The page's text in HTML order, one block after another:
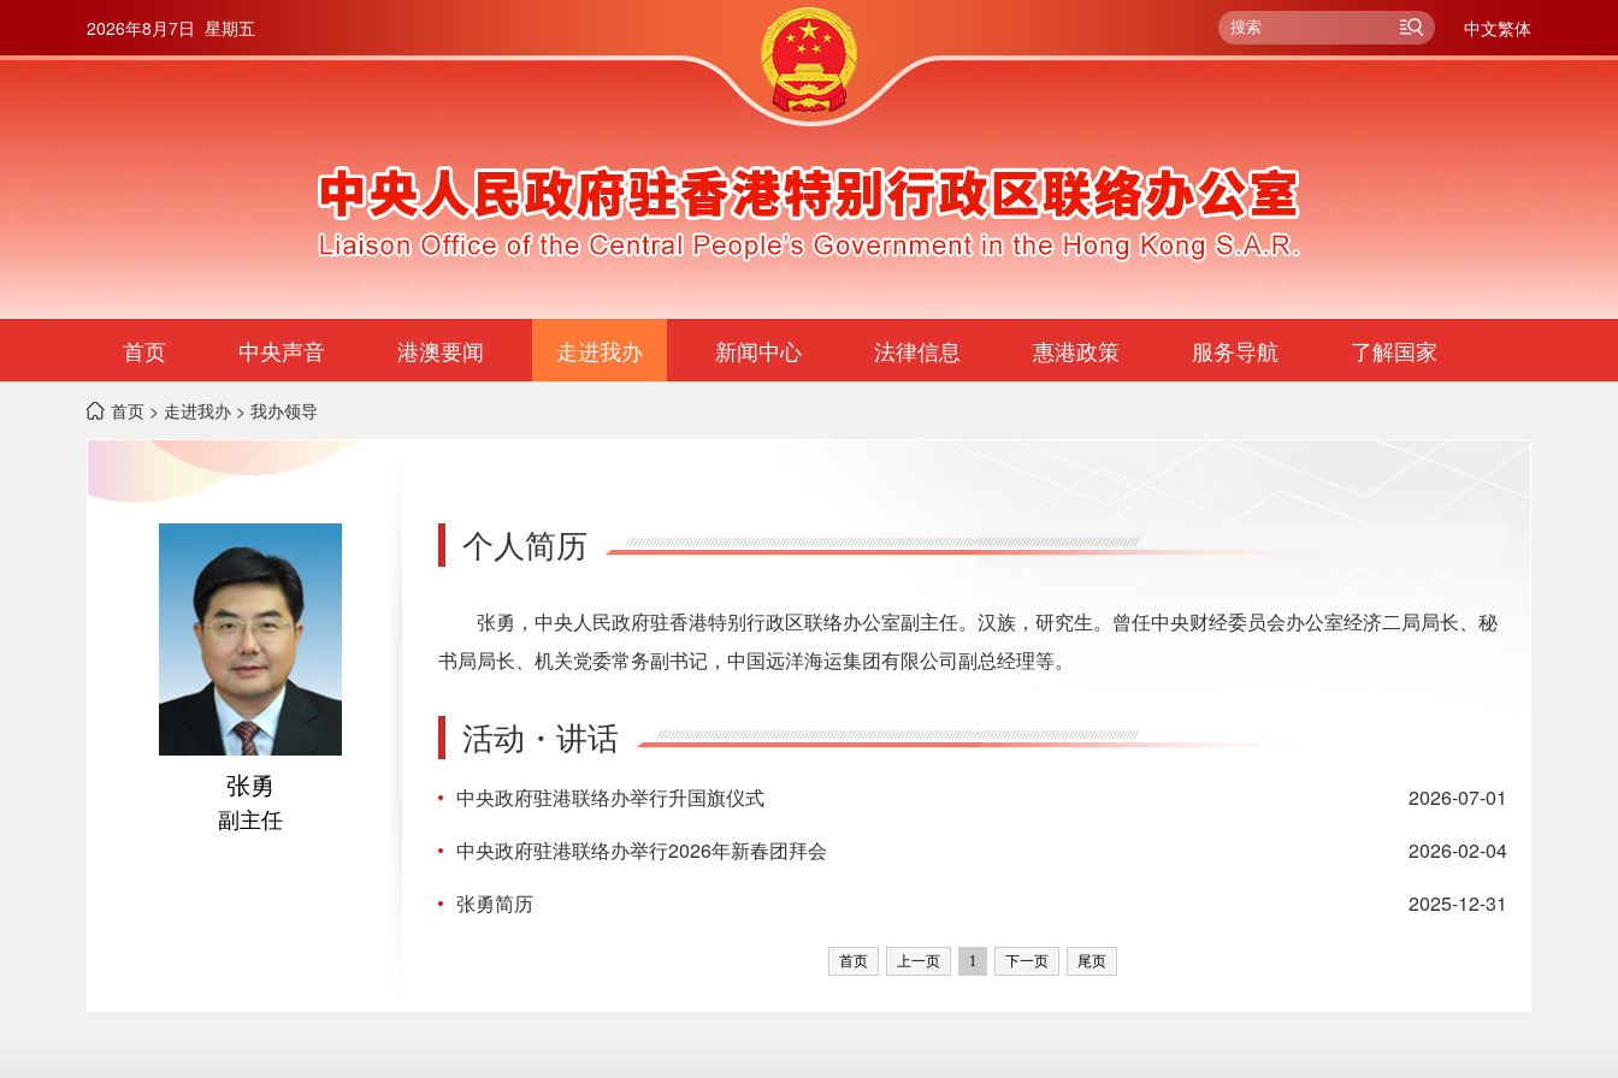
2026年8月7日 星期五 中文繁体
首页 中央声音 港澳要闻 走进我办 新闻中心 法律信息 惠港政策 服务导航 了解国家
首页 > 走进我办 > 我办领导
张勇
副主任
个人简历
张勇，中央人民政府驻香港特别行政区联络办公室副主任。汉族，研究生。曾任中央财经委员会办公室经济二局局长、秘
书局局长、机关党委常务副书记，中国远洋海运集团有限公司副总经理等。
活动・讲话
中央政府驻港联络办举行升国旗仪式
2026-07-01
中央政府驻港联络办举行2026年新春团拜会
2026-02-04
张勇简历
2025-12-31
首页 上一页 1 下一页 尾页